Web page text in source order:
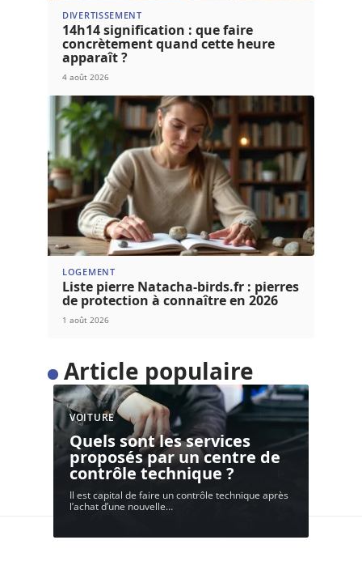
DIVERTISSEMENT
14h14 signification : que faire
concrètement quand cette heure
apparaît ?
4 août 2026
LOGEMENT
Liste pierre Natacha-birds.fr : pierres
de protection à connaître en 2026
1 août 2026
Article populaire
VOITURE
Quels sont les services
proposés par un centre de
contrôle technique ?
Il est capital de faire un contrôle technique après
l’achat d’une nouvelle…